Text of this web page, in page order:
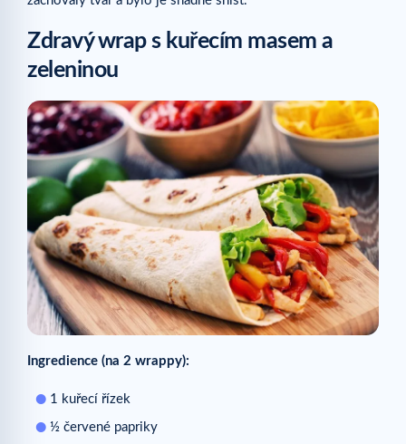
Zdravý wrap s kuřecím masem a
zeleninou
Ingredience (na 2 wrappy):
1 kuřecí řízek
½ červené papriky